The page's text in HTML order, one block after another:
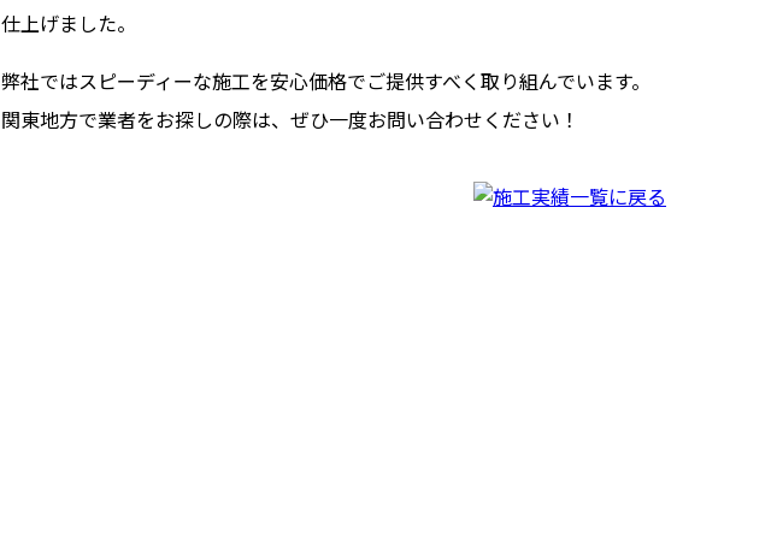
仕上げました。
弊社ではスピーディーな施工を安心価格でご提供すべく取り組んでいます。
関東地方で業者をお探しの際は、ぜひ一度お問い合わせください！